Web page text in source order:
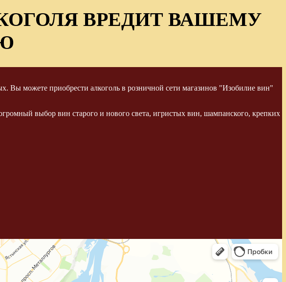
ВРЕДИТ ВАШЕМУ
Вы можете приобрести алкоголь в розничной сети магазинов "Изобилие вин"
выбор вин старого и нового света, игристых вин, шампанского, крепких